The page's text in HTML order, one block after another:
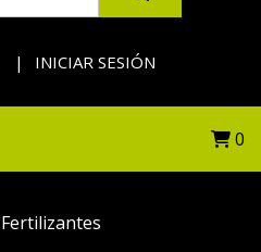
INICIAR SESIÓN
0
Fertilizantes